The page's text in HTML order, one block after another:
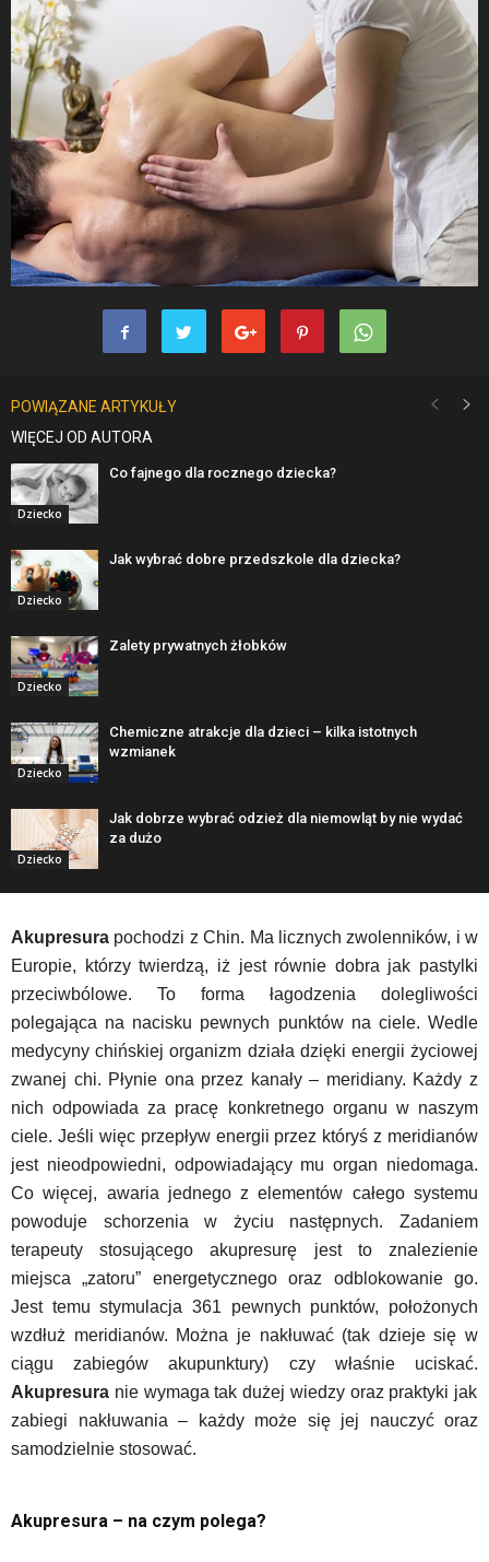
POWIĄZANE ARTYKUŁY
WIĘCEJ OD AUTORA
Dziecko
Co fajnego dla rocznego dziecka?
Dziecko
Jak wybrać dobre przedszkole dla dziecka?
Dziecko
Zalety prywatnych żłobków
Dziecko
Chemiczne atrakcje dla dzieci – kilka istotnych
wzmianek
Dziecko
Jak dobrze wybrać odzież dla niemowląt by nie wydać
za dużo
Akupresura pochodzi z Chin. Ma licznych zwolenników, i w
Europie, którzy twierdzą, iż jest równie dobra jak pastylki
przeciwbólowe. To forma łagodzenia dolegliwości
polegająca na nacisku pewnych punktów na ciele. Wedle
medycyny chińskiej organizm działa dzięki energii życiowej
zwanej chi. Płynie ona przez kanały – meridiany. Każdy z
nich odpowiada za pracę konkretnego organu w naszym
ciele. Jeśli więc przepływ energii przez któryś z meridianów
jest nieodpowiedni, odpowiadający mu organ niedomaga.
Co więcej, awaria jednego z elementów całego systemu
powoduje schorzenia w życiu następnych. Zadaniem
terapeuty stosującego akupresurę jest to znalezienie
miejsca „zatoru” energetycznego oraz odblokowanie go.
Jest temu stymulacja 361 pewnych punktów, położonych
wzdłuż meridianów. Można je nakłuwać (tak dzieje się w
ciągu zabiegów akupunktury) czy właśnie uciskać.
Akupresura nie wymaga tak dużej wiedzy oraz praktyki jak
zabiegi nakłuwania – każdy może się jej nauczyć oraz
samodzielnie stosować.
Akupresura – na czym polega?